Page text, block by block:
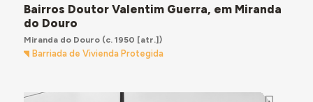
Bairros Doutor Valentim Guerra, em Miranda
do Douro
Miranda do Douro(c. 1950 [atr.])
Barriada de Vivienda Protegida